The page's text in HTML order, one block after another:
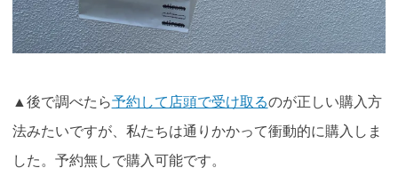
▲後で調べたら予約して店頭で受け取るのが正しい購入方
法みたいですが、私たちは通りかかって衝動的に購入しま
した。予約無しで購入可能です。